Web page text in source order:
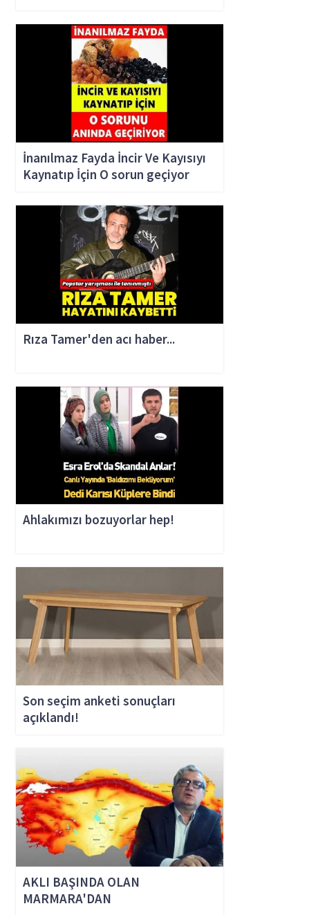
İnanılmaz Fayda İncir Ve Kayısıyı
Kaynatıp İçin O sorun geçiyor
Rıza Tamer'den acı haber...
Ahlakımızı bozuyorlar hep!
Son seçim anketi sonuçları
açıklandı!
AKLI BAŞINDA OLAN
MARMARA'DAN